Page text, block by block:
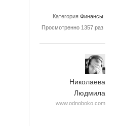
Категория Финансы
Просмотренно 1357 раз
Николаева
Людмила
www.odnoboko.com